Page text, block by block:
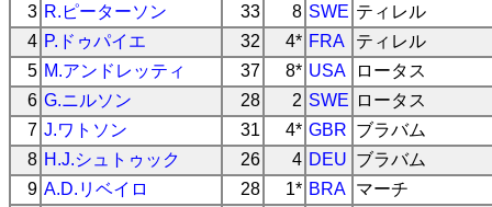
3 R.ピーターソン 33 8 SWE ティレル
4 P.ドゥパイエ 32 4* FRA
ティレル
5 M.アンドレッティ 37 8* USA
ロータス
6 G.ニルソン 28 2 SWE ロータス
7 J.ワトソン 31 4* GBR ブラバム
8 H.J.シュトゥック 26 4 DEU ブラバム
9 A.D.リベイロ 28 1* BRA マーチ